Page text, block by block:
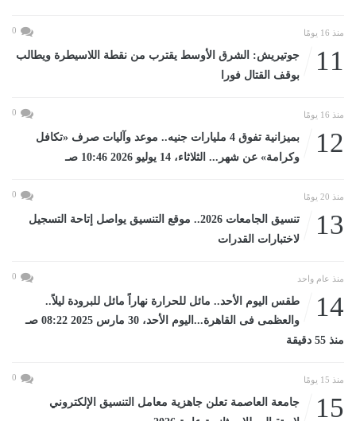
منذ 16 يومًا 0
11
جوتيريش: الشرق الأوسط يقترب من نقطة اللاسيطرة ويطالب
بوقف القتال فورا
منذ 16 يومًا 0
12
بميزانية تفوق 4 مليارات جنيه.. موعد وآليات صرف «تكافل
وكرامة» عن شهر... الثلاثاء، 14 يوليو 2026 10:46 صـ
منذ 20 يومًا 0
13
تنسيق الجامعات 2026.. موقع التنسيق يواصل إتاحة التسجيل
لاختبارات القدرات
منذ عام واحد 0
14
طقس اليوم الأحد.. مائل للحرارة نهاراً مائل للبرودة ليلاً..
والعظمى فى القاهرة...اليوم الأحد، 30 مارس 2025 08:22 صـ
منذ 55 دقيقة
منذ 15 يومًا 0
15
جامعة العاصمة تعلن جاهزية معامل التنسيق الإلكتروني